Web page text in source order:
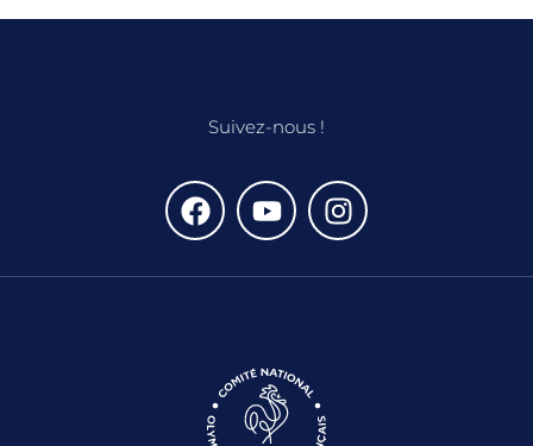
Suivez-nous !